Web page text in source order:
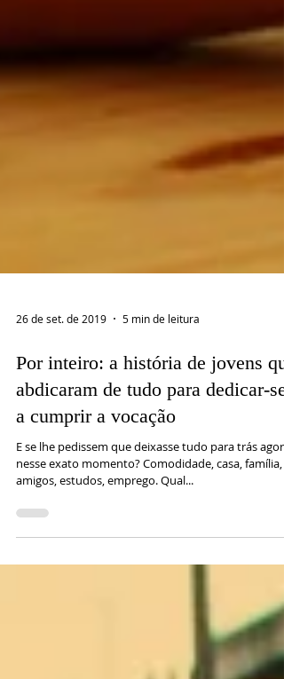
26 de set. de 2019 5 min de leitura
Por inteiro: a história de jovens
abdicaram de tudo para dedicar-se
a cumprir a vocação
E se lhe pedissem que deixasse tudo para trás agora,